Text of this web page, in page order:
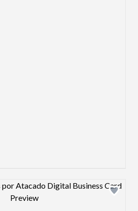
Design preview image